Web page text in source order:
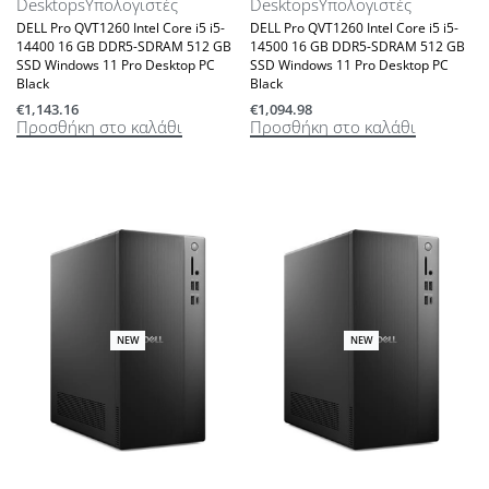
DesktopsΥπολογιστές
DELL Pro QVT1260 Intel Core i5 i5-
14400 16 GB DDR5-SDRAM 512 GB
SSD Windows 11 Pro Desktop PC
Black
€1,143.16
Προσθήκη στο καλάθι
DesktopsΥπολογιστές
DELL Pro QVT1260 Intel Core i5 i5-
14500 16 GB DDR5-SDRAM 512 GB
SSD Windows 11 Pro Desktop PC
Black
€1,094.98
Προσθήκη στο καλάθι
NEW NEW